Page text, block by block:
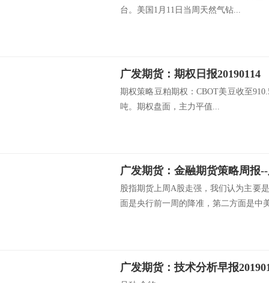
台。美国1月11日当周天然气钻...
广发期货：期权日报20190114
期权策略豆粕期权：CBOT美豆收至
吨。期权盘面，主力平值...
股指期货上周A股走强，我们认为主要
面是央行前一周的降准，第二方面是中
广发期货：技术分析早报